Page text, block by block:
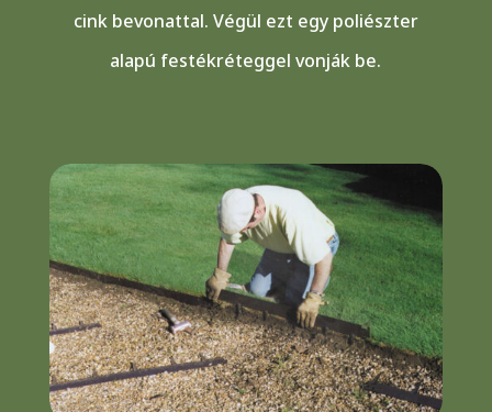
cink bevonattal. Végül ezt egy poliészter
alapú festékréteggel vonják be.